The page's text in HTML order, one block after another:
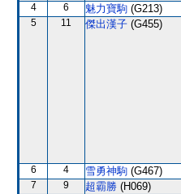
4 6 魅力寶駒 (G213)
5 11 傑出漢子 (G455)
6 4 雪勇神駒 (G467)
7 9 超霸勝 (H069)